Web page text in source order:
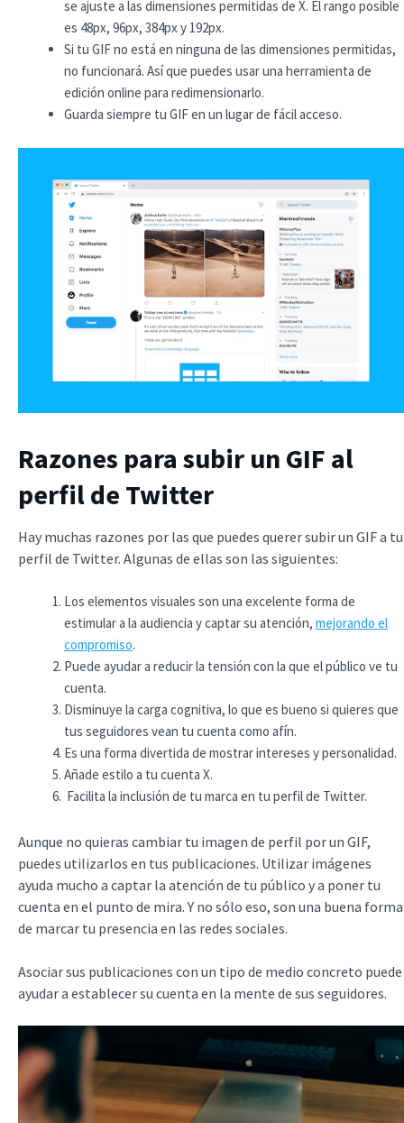
se ajuste a las dimensiones permitidas de X. El rango posible
es 48px, 96px, 384px y 192px.
Si tu GIF no está en ninguna de las dimensiones permitidas,
no funcionará. Así que puedes usar una herramienta de
edición online para redimensionarlo.
Guarda siempre tu GIF en un lugar de fácil acceso.
Razones para subir un GIF al
perfil de Twitter
Hay muchas razones por las que puedes querer subir un GIF a tu
perfil de Twitter. Algunas de ellas son las siguientes:
Los elementos visuales son una excelente forma de
estimular a la audiencia y captar su atención, mejorando el
compromiso.
Puede ayudar a reducir la tensión con la que el público ve tu
cuenta.
Disminuye la carga cognitiva, lo que es bueno si quieres que
tus seguidores vean tu cuenta como afín.
Es una forma divertida de mostrar intereses y personalidad.
Añade estilo a tu cuenta X.
Facilita la inclusión de tu marca en tu perfil de Twitter.
Aunque no quieras cambiar tu imagen de perfil por un GIF,
puedes utilizarlos en tus publicaciones. Utilizar imágenes
ayuda mucho a captar la atención de tu público y a poner tu
cuenta en el punto de mira. Y no sólo eso, son una buena forma
de marcar tu presencia en las redes sociales.
Asociar sus publicaciones con un tipo de medio concreto puede
ayudar a establecer su cuenta en la mente de sus seguidores.